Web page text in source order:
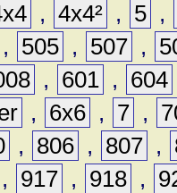
, 4x4² , 5 ,
, 505 , 507 ,
, 601 , 604
, 6x6 , 7 ,
, 806 , 807 ,
, 917 , 918 ,